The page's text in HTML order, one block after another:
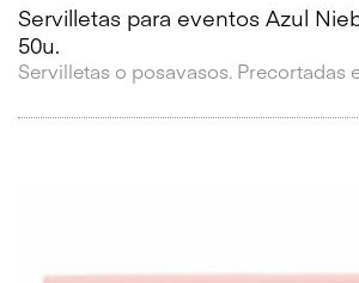
Servilletas para eventos Azul
50u.
Servilletas o posavasos. Precortadas